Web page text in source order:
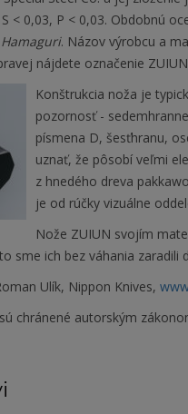
< 0,03, P < 0,03. Obdobnú
Hamaguri. Názov výrobcu a
nájdete označenie
Konštrukcia noža je
pozornosť -
písmena D, šesťhranu,
uznať, že pôsobí veľmi
z hnedého dreva
je od rúčky vizuálne
Nože ZUIUN svojím
sme ich bez váhania zaradili
Ulík, Nippon Knives,
chránené autorským